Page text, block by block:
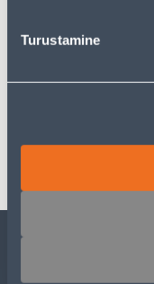
Turustamine
Transport